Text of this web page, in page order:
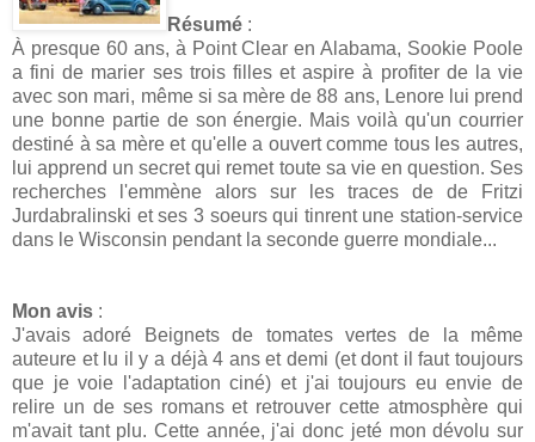
Résumé :
À presque 60 ans, à Point Clear en Alabama, Sookie Poole
a fini de marier ses trois filles et aspire à profiter de la vie
avec son mari, même si sa mère de 88 ans, Lenore lui prend
une bonne partie de son énergie. Mais voilà qu'un courrier
destiné à sa mère et qu'elle a ouvert comme tous les autres,
lui apprend un secret qui remet toute sa vie en question. Ses
recherches l'emmène alors sur les traces de de Fritzi
Jurdabralinski et ses 3 soeurs qui tinrent une station-service
dans le Wisconsin pendant la seconde guerre mondiale...
Mon avis :
J'avais adoré Beignets de tomates vertes de la même
auteure et lu il y a déjà 4 ans et demi (et dont il faut toujours
que je voie l'adaptation ciné) et j'ai toujours eu envie de
relire un de ses romans et retrouver cette atmosphère qui
m'avait tant plu. Cette année, j'ai donc jeté mon dévolu sur